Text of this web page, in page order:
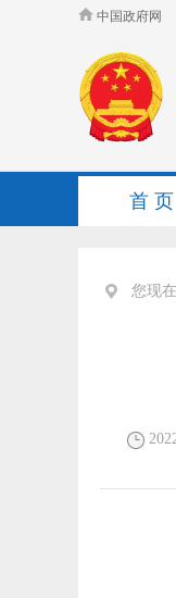
中国政府网
首 页
您现